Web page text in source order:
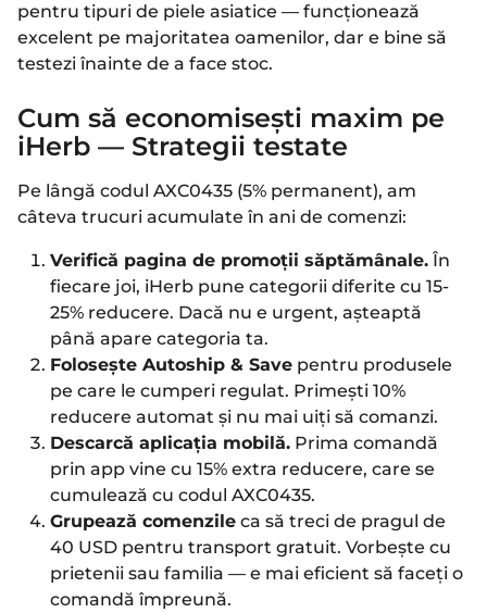
pentru tipuri de piele asiatice — funcționează
excelent pe majoritatea oamenilor, dar e bine să
testezi înainte de a face stoc.
Cum să economisești maxim pe
iHerb — Strategii testate
Pe lângă codul AXC0435 (5% permanent), am
câteva trucuri acumulate în ani de comenzi:
Verifică pagina de promoții săptămânale. În
fiecare joi, iHerb pune categorii diferite cu 15-
25% reducere. Dacă nu e urgent, așteaptă
până apare categoria ta.
Folosește Autoship & Save pentru produsele
pe care le cumperi regulat. Primești 10%
reducere automat și nu mai uiți să comanzi.
Descarcă aplicația mobilă. Prima comandă
prin app vine cu 15% extra reducere, care se
cumulează cu codul AXC0435.
Grupează comenzile ca să treci de pragul de
40 USD pentru transport gratuit. Vorbește cu
prietenii sau familia — e mai eficient să faceți o
comandă împreună.